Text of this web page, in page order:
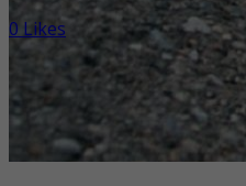
0 Likes